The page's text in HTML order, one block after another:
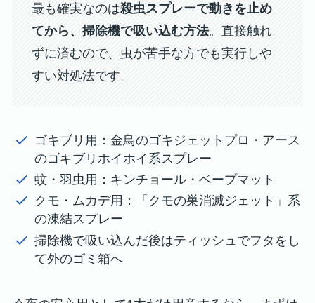
最も確実なのは殺虫スプレーで動きを止め
てから、掃除機で吸い込む方法。直接触れ
ずに済むので、虫が苦手な方でも実行しや
すい対処法です。
ゴキブリ用：金鳥のゴキジェットプロ・アース
のゴキブリホイホイ系スプレー
蚊・羽虫用：キンチョール・ベープマット
クモ・ムカデ用：「クモの巣消滅ジェット」系
の凍結スプレー
掃除機で吸い込んだ後はティッシュでフタをし
て外のゴミ箱へ